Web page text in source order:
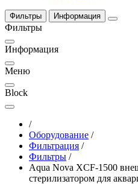
Фильтры Информация
Фильтры
Информация
Меню
Block
/
Оборудование /
Фильтрация /
Фильтры /
Aqua Nova XCF-1500
стерилизатором для